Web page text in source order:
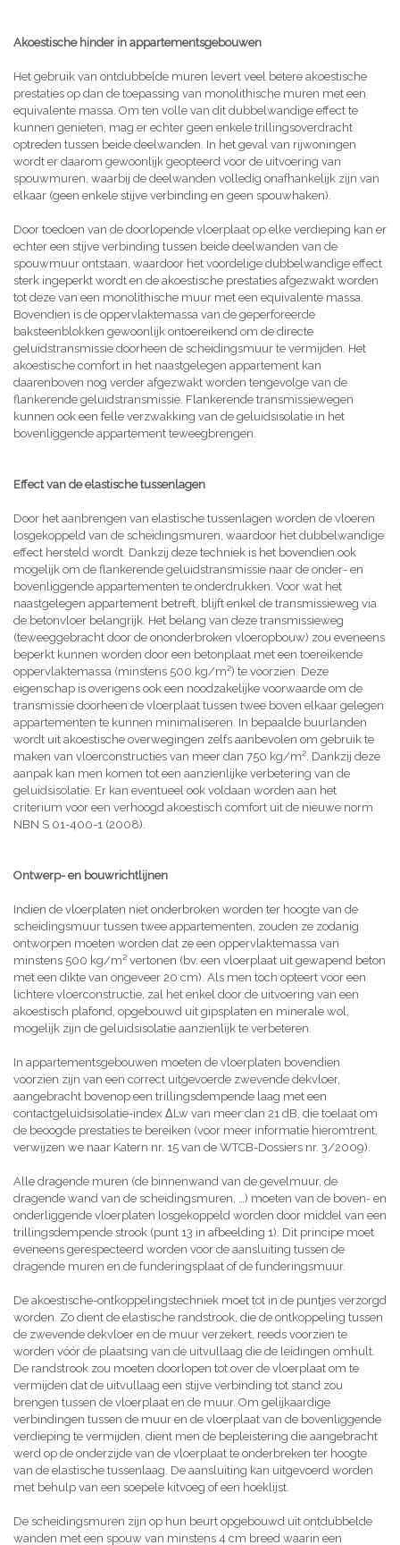
Akoestische hinder in appartementsgebouwen
Het gebruik van ontdubbelde muren levert veel betere akoestische
prestaties op dan de toepassing van monolithische muren met een
equivalente massa. Om ten volle van dit dubbelwandige effect te
kunnen genieten, mag er echter geen enkele trillingsoverdracht
optreden tussen beide deelwanden. In het geval van rijwoningen
wordt er daarom gewoonlijk geopteerd voor de uitvoering van
spouwmuren, waarbij de deelwanden volledig onafhankelijk zijn van
elkaar (geen enkele stijve verbinding en geen spouwhaken).
Door toedoen van de doorlopende vloerplaat op elke verdieping kan er
echter een stijve verbinding tussen beide deelwanden van de
spouwmuur ontstaan, waardoor het voordelige dubbelwandige effect
sterk ingeperkt wordt en de akoestische prestaties afgezwakt worden
tot deze van een monolithische muur met een equivalente massa.
Bovendien is de oppervlaktemassa van de geperforeerde
baksteenblokken gewoonlijk ontoereikend om de directe
geluidstransmissie doorheen de scheidingsmuur te vermijden. Het
akoestische comfort in het naastgelegen appartement kan
daarenboven nog verder afgezwakt worden tengevolge van de
flankerende geluidstransmissie. Flankerende transmissiewegen
kunnen ook een felle verzwakking van de geluidsisolatie in het
bovenliggende appartement teweegbrengen.
Effect van de elastische tussenlagen
Door het aanbrengen van elastische tussenlagen worden de vloeren
losgekoppeld van de scheidingsmuren, waardoor het dubbelwandige
effect hersteld wordt. Dankzij deze techniek is het bovendien ook
mogelijk om de flankerende geluidstransmissie naar de onder- en
bovenliggende appartementen te onderdrukken. Voor wat het
naastgelegen appartement betreft, blijft enkel de transmissieweg via
de betonvloer belangrijk. Het belang van deze transmissieweg
(teweeggebracht door de ononderbroken vloeropbouw) zou eveneens
beperkt kunnen worden door een betonplaat met een toereikende
oppervlaktemassa (minstens 500 kg/m²) te voorzien. Deze
eigenschap is overigens ook een noodzakelijke voorwaarde om de
transmissie doorheen de vloerplaat tussen twee boven elkaar gelegen
appartementen te kunnen minimaliseren. In bepaalde buurlanden
wordt uit akoestische overwegingen zelfs aanbevolen om gebruik te
maken van vloerconstructies van meer dan 750 kg/m². Dankzij deze
aanpak kan men komen tot een aanzienlijke verbetering van de
geluidsisolatie. Er kan eventueel ook voldaan worden aan het
criterium voor een verhoogd akoestisch comfort uit de nieuwe norm
NBN S 01-400-1 (2008).
Ontwerp- en bouwrichtlijnen
Indien de vloerplaten niet onderbroken worden ter hoogte van de
scheidingsmuur tussen twee appartementen, zouden ze zodanig
ontworpen moeten worden dat ze een oppervlaktemassa van
minstens 500 kg/m² vertonen (bv. een vloerplaat uit gewapend beton
met een dikte van ongeveer 20 cm). Als men toch opteert voor een
lichtere vloerconstructie, zal het enkel door de uitvoering van een
akoestisch plafond, opgebouwd uit gipsplaten en minerale wol,
mogelijk zijn de geluidsisolatie aanzienlijk te verbeteren.
In appartementsgebouwen moeten de vloerplaten bovendien
voorzien zijn van een correct uitgevoerde zwevende dekvloer,
aangebracht bovenop een trillingsdempende laag met een
contactgeluidsisolatie-index ΔLw van meer dan 21 dB, die toelaat om
de beoogde prestaties te bereiken (voor meer informatie hieromtrent,
verwijzen we naar Katern nr. 15 van de WTCB-Dossiers nr. 3/2009).
Alle dragende muren (de binnenwand van de gevelmuur, de
dragende wand van de scheidingsmuren, …) moeten van de boven- en
onderliggende vloerplaten losgekoppeld worden door middel van een
trillingsdempende strook (punt 13 in afbeelding 1). Dit principe moet
eveneens gerespecteerd worden voor de aansluiting tussen de
dragende muren en de funderingsplaat of de funderingsmuur.
De akoestische-ontkoppelingstechniek moet tot in de puntjes verzorgd
worden. Zo dient de elastische randstrook, die de ontkoppeling tussen
de zwevende dekvloer en de muur verzekert, reeds voorzien te
worden vóór de plaatsing van de uitvullaag die de leidingen omhult.
De randstrook zou moeten doorlopen tot over de vloerplaat om te
vermijden dat de uitvullaag een stijve verbinding tot stand zou
brengen tussen de vloerplaat en de muur. Om gelijkaardige
verbindingen tussen de muur en de vloerplaat van de bovenliggende
verdieping te vermijden, dient men de bepleistering die aangebracht
werd op de onderzijde van de vloerplaat te onderbreken ter hoogte
van de elastische tussenlaag. De aansluiting kan uitgevoerd worden
met behulp van een soepele kitvoeg of een hoeklijst.
De scheidingsmuren zijn op hun beurt opgebouwd uit ontdubbelde
wanden met een spouw van minstens 4 cm breed waarin een